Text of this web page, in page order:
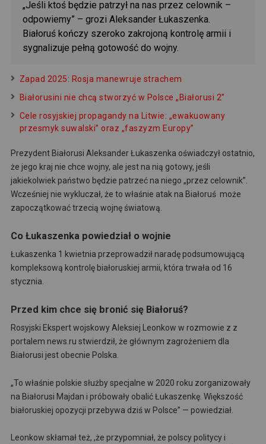
„Jeśli ktoś będzie patrzył na nas przez celownik –
odpowiemy” – grozi Aleksander Łukaszenka.
Białoruś kończy szeroko zakrojoną kontrolę armii i
sygnalizuje pełną gotowość do wojny.
Zapad 2025: Rosja manewruje strachem
Białorusini nie chcą stworzyć w Polsce „Białorusi 2”
Cele rosyjskiej propagandy na Litwie: „ewakuowany
przesmyk suwalski” oraz „faszyzm Europy”
Prezydent Białorusi Aleksander Łukaszenka oświadczył ostatnio,
że jego kraj nie chce wojny, ale jest na nią gotowy, jeśli
jakiekolwiek państwo będzie patrzeć na niego „przez celownik”.
Wcześniej nie wykluczał, że to właśnie atak na Białoruś może
zapoczątkować trzecią wojnę światową.
Co Łukaszenka powiedział o wojnie
Łukaszenka 1 kwietnia przeprowadził naradę podsumowującą
kompleksową kontrolę białoruskiej armii, która trwała od 16
stycznia.
Przed kim chce się bronić się Białoruś?
Rosyjski Ekspert wojskowy Aleksiej Leonkow w rozmowie z z
portalem news.ru stwierdził, że głównym zagrożeniem dla
Białorusi jest obecnie Polska.
„To właśnie polskie służby specjalne w 2020 roku zorganizowały
na Białorusi Majdan i próbowały obalić Łukaszenkę. Większość
białoruskiej opozycji przebywa dziś w Polsce” — powiedział.
Leonkow skłamał też, ,że przypomniał, że polscy politycy i